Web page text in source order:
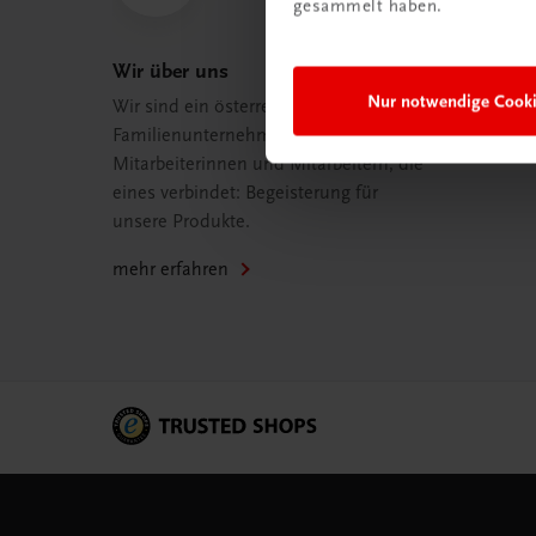
gesammelt haben.
Nur notwendige
Wir über uns
Wir sind ein österreichisches
Familienunternehmen mit 75
Mitarbeiterinnen und Mitarbeitern, die
eines verbindet: Begeisterung für
unsere Produkte.
mehr erfahren